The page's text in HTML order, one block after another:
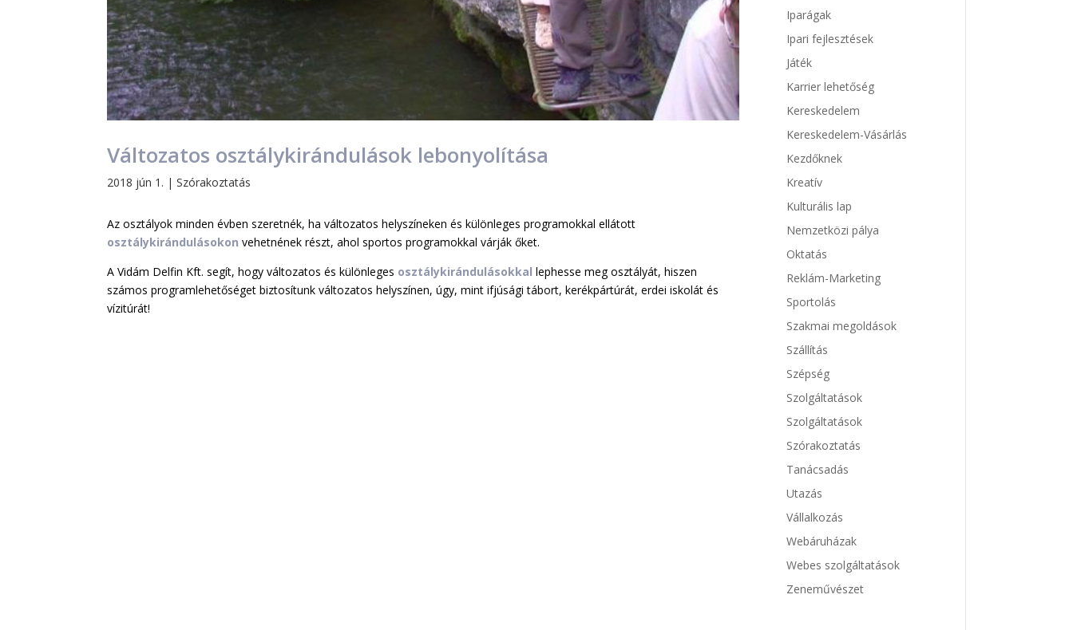
Változatos osztálykirándulások lebonyolítása
2018 jún 1. |Szórakoztatás
Az osztályok minden évben szeretnék, ha változatos helyszíneken és különleges programokkal ellátott
osztálykirándulásokon vehetnének részt, ahol sportos programokkal várják őket.
A Vidám Delfin Kft. segít, hogy változatos és különleges osztálykirándulásokkal lephesse meg osztályát, hiszen
számos programlehetőséget biztosítunk változatos helyszínen, úgy, mint ifjúsági tábort, kerékpártúrát, erdei iskolát és
vízitúrát!
Iparágak
Ipari fejlesztések
Játék
Karrier lehetőség
Kereskedelem
Kereskedelem-Vásárlás
Kezdőknek
Kreatív
Kulturális lap
Nemzetközi pálya
Oktatás
Reklám-Marketing
Sportolás
Szakmai megoldások
Szállítás
Szépség
Szolgáltatások
Szolgáltatások
Szórakoztatás
Tanácsadás
Utazás
Vállalkozás
Webáruházak
Webes szolgáltatások
Zeneművészet